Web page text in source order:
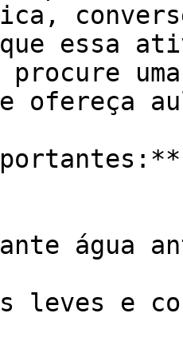
essa
procure
ofereça
água
leves e